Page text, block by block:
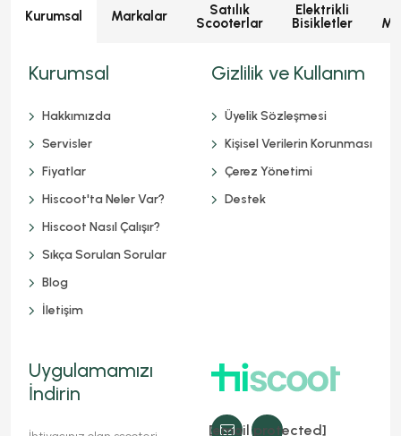
Kurumsal Markalar
Satılık
Scooterlar
Elektrikli
Bisikletler
[email protected]
Kurumsal
Hakkımızda
Servisler
Fiyatlar
Hiscoot'ta Neler Var?
Hiscoot Nasıl Çalışır?
Sıkça Sorulan Sorular
Blog
İletişim
Gizlilik ve Kullanım
Üyelik Sözleşmesi
Kişisel Verilerin Korunması
Çerez Yönetimi
Destek
Uygulamamızı
İndirin